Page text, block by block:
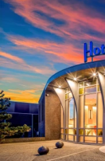
Duurzame
Groene locatie
Heisessie
Hotel
Hybride events
Industriële
Kasteel en
Kleine / intieme
Locaties aan zee